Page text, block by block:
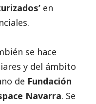
en
se hace
y del ámbito
de Fundación
Navarra. Se